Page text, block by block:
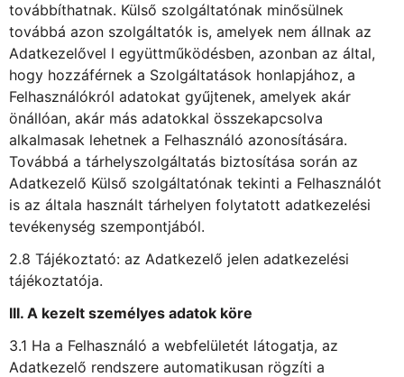
továbbíthatnak. Külső szolgáltatónak minősülnek
továbbá azon szolgáltatók is, amelyek nem állnak az
Adatkezelővel l együttműködésben, azonban az által,
hogy hozzáférnek a Szolgáltatások honlapjához, a
Felhasználókról adatokat gyűjtenek, amelyek akár
önállóan, akár más adatokkal összekapcsolva
alkalmasak lehetnek a Felhasználó azonosítására.
Továbbá a tárhelyszolgáltatás biztosítása során az
Adatkezelő Külső szolgáltatónak tekinti a Felhasználót
is az általa használt tárhelyen folytatott adatkezelési
tevékenység szempontjából.
2.8 Tájékoztató: az Adatkezelő jelen adatkezelési
tájékoztatója.
III. A kezelt személyes adatok köre
3.1 Ha a Felhasználó a webfelületét látogatja, az
Adatkezelő rendszere automatikusan rögzíti a